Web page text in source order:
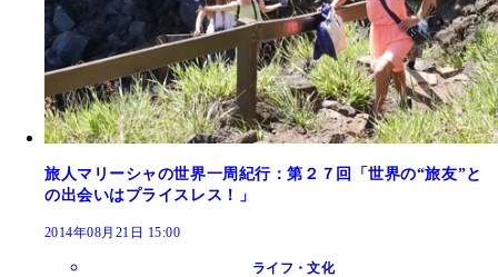
旅人マリーシャの世界一周紀行：第２７回「世界の“旅友”と
の出会いはプライスレス！」
2014年08月21日 15:00
ライフ・文化